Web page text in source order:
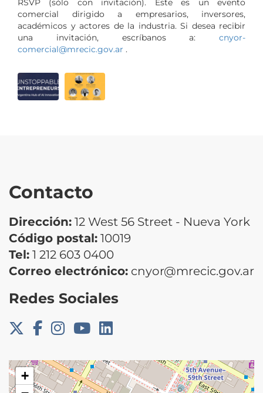
RSVP (sólo con invitación). Este es un evento
comercial dirigido a empresarios, inversores,
académicos y actores de la industria. Si desea recibir
una invitación, escríbanos a: cnyor-
comercial@mrecic.gov.ar .
Contacto
Dirección: 12 West 56 Street - Nueva York
Código postal: 10019
Tel: 1 212 603 0400
Correo electrónico: cnyor@mrecic.gov.ar
Redes Sociales
+